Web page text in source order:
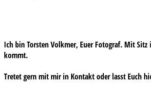
Ich bin Torsten Volkmer, Euer Fotograf. Mit
kommt.
Tretet gern mit mir in Kontakt oder lasst Euch